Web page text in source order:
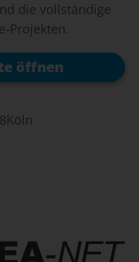
die vollständige
Projekten.
öffnen
Köln